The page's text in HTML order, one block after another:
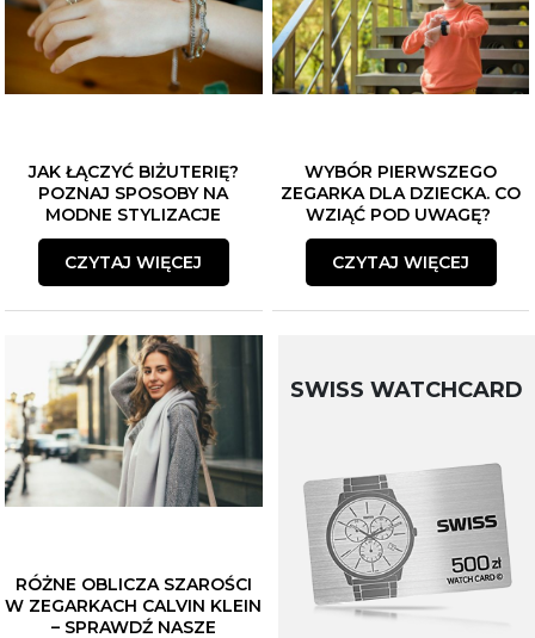
JAK ŁĄCZYĆ BIŻUTERIĘ?
POZNAJ SPOSOBY NA
MODNE STYLIZACJE
CZYTAJ WIĘCEJ
WYBÓR PIERWSZEGO
ZEGARKA DLA DZIECKA. CO
WZIĄĆ POD UWAGĘ?
CZYTAJ WIĘCEJ
RÓŻNE OBLICZA SZAROŚCI
W ZEGARKACH CALVIN KLEIN
– SPRAWDŹ NASZE
SWISS WATCHCARD